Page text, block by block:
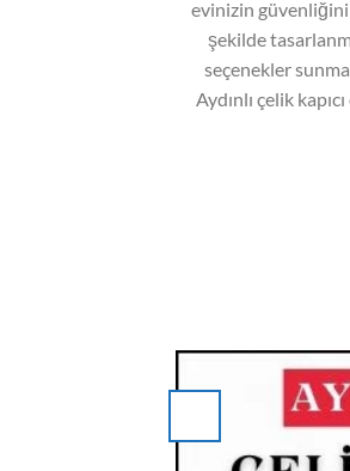
evinizin güvenliğini
şekilde
seçenekler
Aydınlı çelik